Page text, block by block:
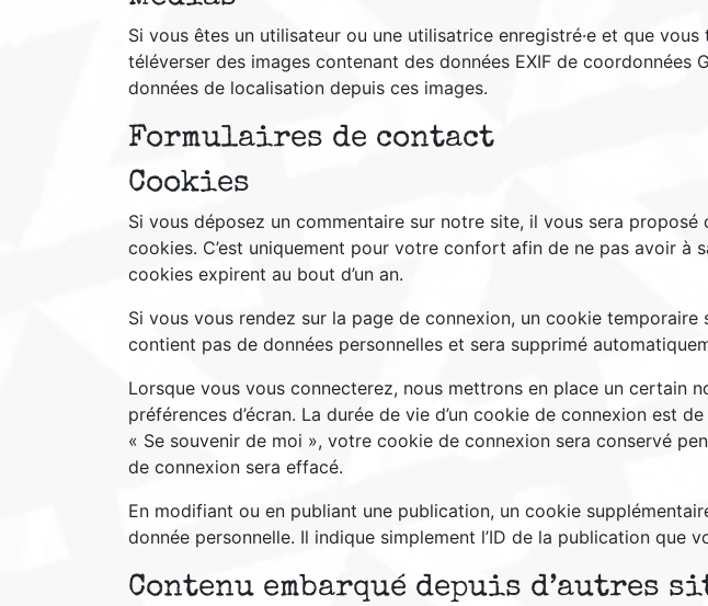
Si vous êtes un utilisateur ou une utilisatrice enregistré·e et que
téléverser des images contenant des données EXIF de
données de localisation depuis ces images.
Formulaires de contact
Cookies
Si vous déposez un commentaire sur notre site, il vous sera
cookies. C’est uniquement pour votre confort afin de ne pas avoir
cookies expirent au bout d’un an.
Si vous vous rendez sur la page de connexion, un cookie
contient pas de données personnelles et sera supprimé
Lorsque vous vous connecterez, nous mettrons en place un
préférences d’écran. La durée de vie d’un cookie de connexion est
« Se souvenir de moi », votre cookie de connexion sera conservé
de connexion sera effacé.
En modifiant ou en publiant une publication, un cookie
donnée personnelle. Il indique simplement l’ID de la publication que
Contenu embarqué depuis d’autres